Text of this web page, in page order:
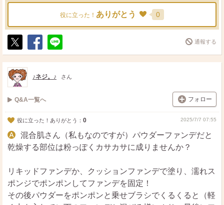
役に立った！ ありがとう 0
ポ
ス
ト
シ
ェ
送
る
通報する
♪ネジ。♪ さん
Q&A一覧へ フォロー
役に立った！ありがとう： 0 2025/7/7 07:55
混合肌さん（私もなのですが）パウダーファンデだと
乾燥する部位は粉っぽくカサカサに成りませんか？
リキッドファンデか、クッションファンデで塗り、濡れス
ポンジでポンポンしてファンデを固定！
その後パウダーをポンポンと乗せブラシでくるくると（軽